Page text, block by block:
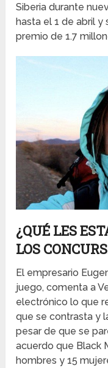
Siberia durante
hasta el 1 de abril y
premio de 1.7
¿QUÉ LES
LOS
El empresario
juego, comenta a
electrónico lo que
que se contrasta y
pesar de que se
acuerdo que Black
hombres y 15